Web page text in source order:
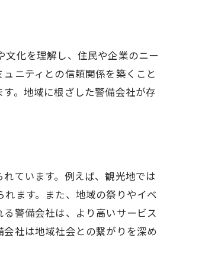
化を理解し、住民や企業のニー
ニティとの信頼関係を築くこと
。地域に根ざした警備会社が存
ています。例えば、観光地では
ます。また、地域の祭りやイベ
警備会社は、より高いサービス
社は地域社会との繋がりを深め